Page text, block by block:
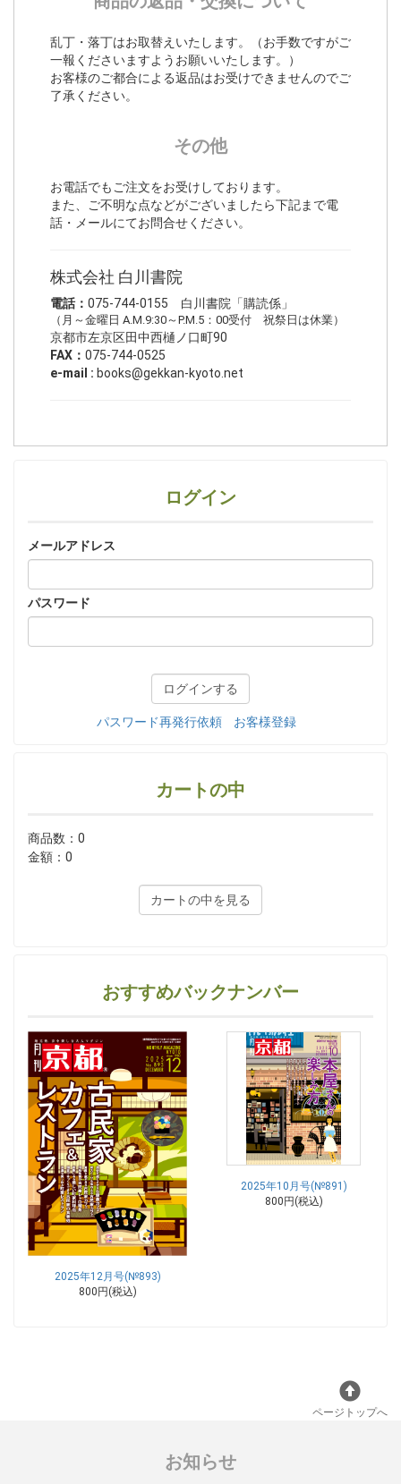
乱丁・落丁はお取替えいたします。（お手数ですがご
一報くださいますようお願いいたします。）
お客様のご都合による返品はお受けできませんのでご
了承ください。
その他
お電話でもご注文をお受けしております。
また、ご不明な点などがございましたら下記まで電
話・メールにてお問合せください。
株式会社 白川書院
電話： 075-744-0155 白川書院「購読係」
（月～金曜日 A.M.9:30～P.M.5：00受付 祝祭日は休業）
京都市左京区田中西樋ノ口町90
FAX： 075-744-0525
e-mail : books@gekkan-kyoto.net
ログイン
メールアドレス
パスワード
パスワード再発行依頼 お客様登録
カートの中
商品数：0
金額：0
カートの中を見る
おすすめバックナンバー
2025年12月号(№893)
800円(税込)
2025年10月号(№891)
800円(税込)
ページトップへ
お知らせ